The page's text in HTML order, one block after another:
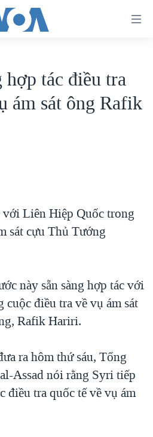
MẠI CỦA MỸ: QUÁ KHỨ VÀ HIỆN
HẠ 'BÊN THẮNG CUỘC'
NAY
hợp tác điều tra
ám sát ông Rafik
với Liên Hiệp Quốc trong
sát cựu Thủ Tướng
này sẵn sàng hợp tác với
điều tra về vụ ám sát
Rafik Hariri.
ra hôm thứ sáu, Tổng
Assad nói rằng Syri tiếp
điều tra quốc tế về vụ ám